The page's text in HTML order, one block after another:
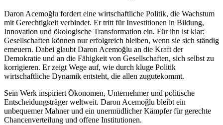
Daron Acemoğlu fordert eine wirtschaftliche Politik, die Wachstum
mit Gerechtigkeit verbindet. Er tritt für Investitionen in Bildung,
Innovation und ökologische Transformation ein. Für ihn ist klar:
Gesellschaften können nur erfolgreich bleiben, wenn sie sich ständig
erneuern. Dabei glaubt Daron Acemoğlu an die Kraft der
Demokratie und an die Fähigkeit von Gesellschaften, sich selbst zu
korrigieren. Er zeigt Wege auf, wie durch kluge Politik
wirtschaftliche Dynamik entsteht, die allen zugutekommt.
Sein Werk inspiriert Ökonomen, Unternehmer und politische
Entscheidungsträger weltweit. Daron Acemoğlu bleibt ein
unbequemer Mahner und ein unermüdlicher Kämpfer für gerechte
Chancenverteilung und offene Institutionen.